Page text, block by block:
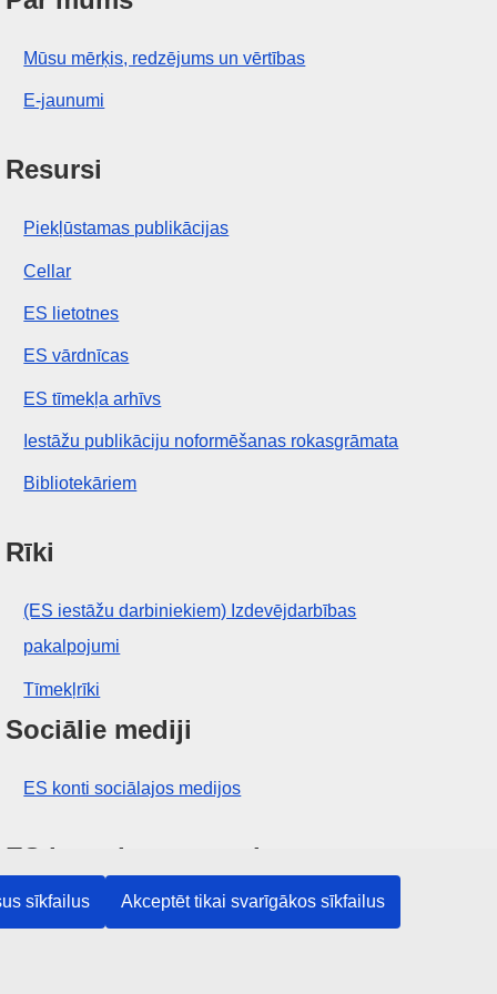
sīkfailus Akceptēt tikai svarīgākos sīkfailus
Mūsu mērķis, redzējums un vērtības
E-jaunumi
Resursi
Piekļūstamas publikācijas
Cellar
ES lietotnes
ES vārdnīcas
ES tīmekļa arhīvs
Iestāžu publikāciju noformēšanas rokasgrāmata
Bibliotekāriem
Rīki
(ES iestāžu darbiniekiem) Izdevējdarbības
pakalpojumi
Tīmekļrīki
Sociālie mediji
ES konti sociālajos medijos
ES iestādes un struktūras
Meklēt visas ES iestādes un struktūras